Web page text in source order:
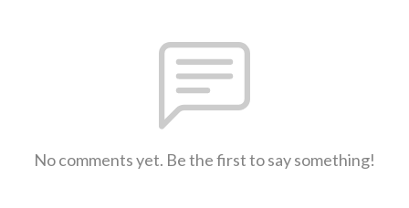
No comments yet. Be the first to say something!